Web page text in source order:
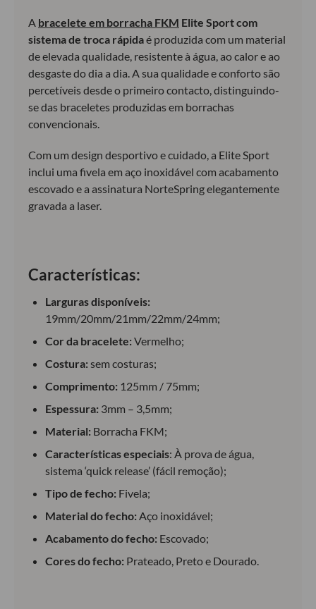
A bracelete em borracha FKM Elite Sport com
sistema de troca rápidaé produzida com um material
de elevada qualidade, resistente à água, ao calor e ao
desgaste do dia a dia. A sua qualidade e conforto são
percetíveis desde o primeiro contacto, distinguindo-
se das braceletes produzidas em borrachas
convencionais.
Com um design desportivo e cuidado, a Elite Sport
inclui uma fivela em aço inoxidável com acabamento
escovado e a assinatura NorteSpring elegantemente
gravada a laser.
Características:
Larguras disponíveis:
19mm/20mm/21mm/22mm/24mm;
Cor da bracelete: Vermelho;
Costura: sem costuras;
Comprimento: 125mm / 75mm;
Espessura: 3mm – 3,5mm;
Material: Borracha FKM;
Características especiais: À prova de água,
sistema ‘quick release’ (fácil remoção);
Tipo de fecho: Fivela;
Material do fecho: Aço inoxidável;
Acabamento do fecho: Escovado;
Cores do fecho: Prateado, Preto e Dourado.